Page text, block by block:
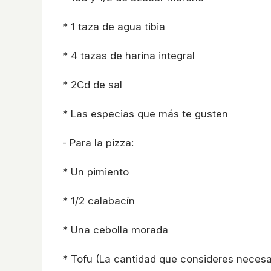
* 1 taza de agua tibia
* 4 tazas de harina integral
* 2Cd de sal
* Las especias que más te gusten
- Para la pizza:
* Un pimiento
* 1/2 calabacín
* Una cebolla morada
* Tofu (La cantidad que consideres